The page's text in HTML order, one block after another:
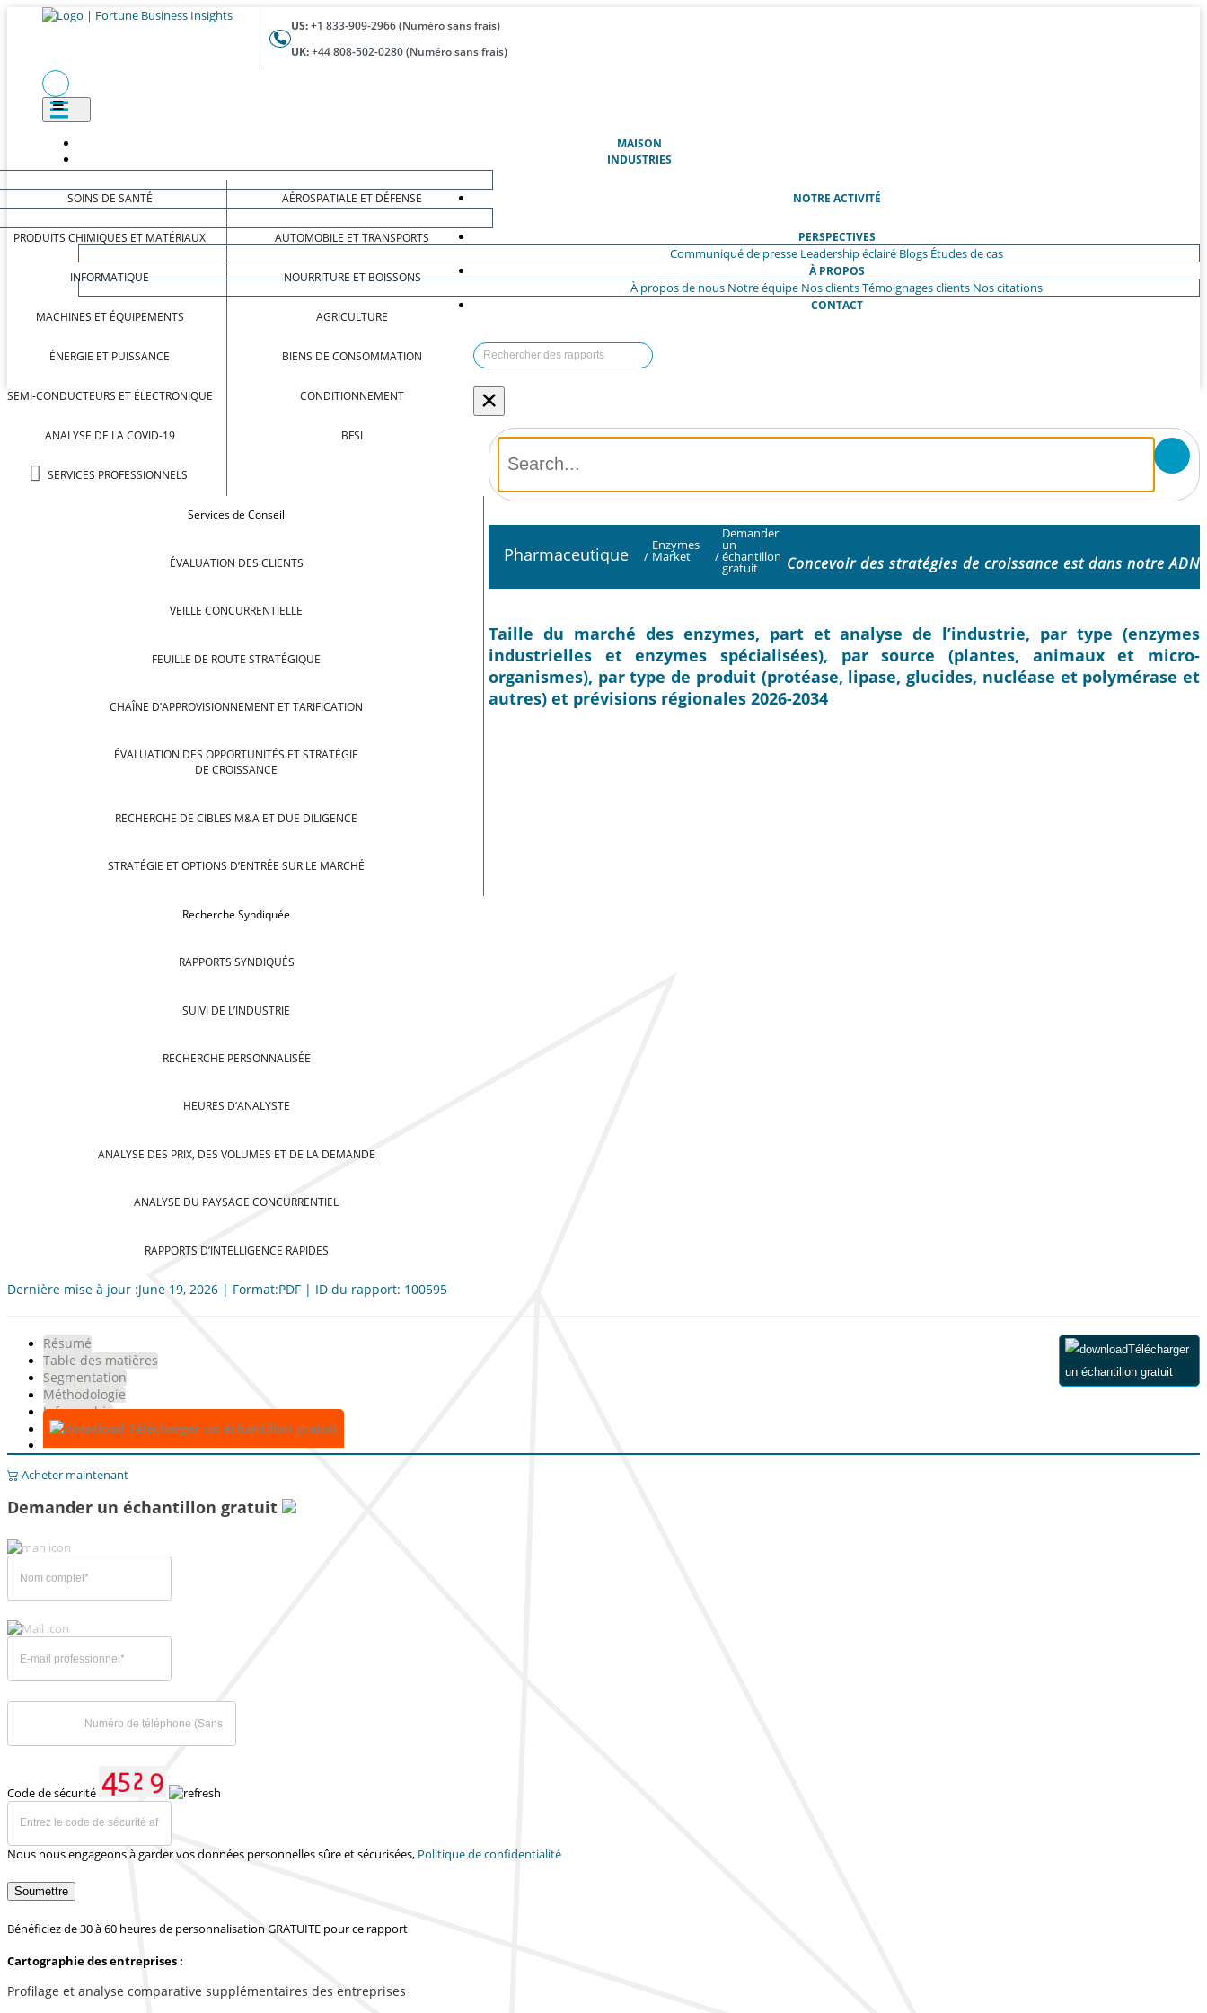
US:+1 833-909-2966 (Numéro sans frais)
UK:+44 808-502-0280 (Numéro sans frais)
MAISON(ACTUEL)
INDUSTRIES
SOINS DE SANTÉ
PRODUITS CHIMIQUES ET MATÉRIAUX
INFORMATIQUE
MACHINES ET ÉQUIPEMENTS
ÉNERGIE ET PUISSANCE
SEMI-CONDUCTEURS ET ÉLECTRONIQUE
ANALYSE DE LA COVID-19
SERVICES PROFESSIONNELS
AÉROSPATIALE ET DÉFENSE
AUTOMOBILE ET TRANSPORTS
NOURRITURE ET BOISSONS
AGRICULTURE
BIENS DE CONSOMMATION
CONDITIONNEMENT
BFSI
NOTRE ACTIVITÉ
Services de Conseil
ÉVALUATION DES CLIENTS
VEILLE CONCURRENTIELLE
FEUILLE DE ROUTE STRATÉGIQUE
CHAÎNE D’APPROVISIONNEMENT ET TARIFICATION
ÉVALUATION DES OPPORTUNITÉS ET STRATÉGIE
DE CROISSANCE
RECHERCHE DE CIBLES M&A ET DUE DILIGENCE
STRATÉGIE ET OPTIONS D’ENTRÉE SUR LE MARCHÉ
Recherche Syndiquée
RAPPORTS SYNDIQUÉS
SUIVI DE L’INDUSTRIE
RECHERCHE PERSONNALISÉE
HEURES D’ANALYSTE
ANALYSE DES PRIX, DES VOLUMES ET DE LA DEMANDE
ANALYSE DU PAYSAGE CONCURRENTIEL
RAPPORTS D’INTELLIGENCE RAPIDES
PERSPECTIVES
Communiqué de presse Leadership éclairé Blogs Études de cas
À PROPOS
À propos de nous Notre équipe Nos clientsTémoignages clients Nos citations
CONTACT
×
Pharmaceutique /
Enzymes
Market /
Demander
un
échantillon
gratuit Concevoir des stratégies de croissance est dans notre ADN
Taille du marché des enzymes, part et analyse de l’industrie, par type (enzymes
industrielles et enzymes spécialisées), par source (plantes, animaux et micro-
organismes), par type de produit (protéase, lipase, glucides, nucléase et polymérase et
autres) et prévisions régionales 2026-2034
Dernière mise à jour :June 19, 2026 | Format:PDF | ID du rapport: 100595
Résumé
Table des matières
Segmentation
Méthodologie
Infographie
Télécharger un échantillon gratuit
Télécharger
un échantillon gratuit
Acheter maintenant
Demander un échantillon gratuit
Code de sécurité
Nous nous engageons à garder vos données personnelles sûre et sécurisées, Politique de confidentialité
Soumettre
Bénéficiez de 30 à 60 heures de personnalisation GRATUITE pour ce rapport
Cartographie des entreprises :
Profilage et analyse comparative supplémentaires des entreprises